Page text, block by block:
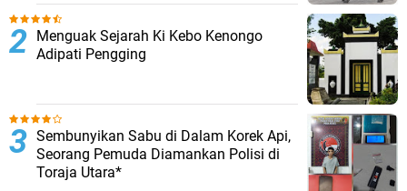
Menguak Sejarah Ki Kebo Kenongo
Adipati Pengging
Sembunyikan Sabu di Dalam Korek Api,
Seorang Pemuda Diamankan Polisi di
Toraja Utara*